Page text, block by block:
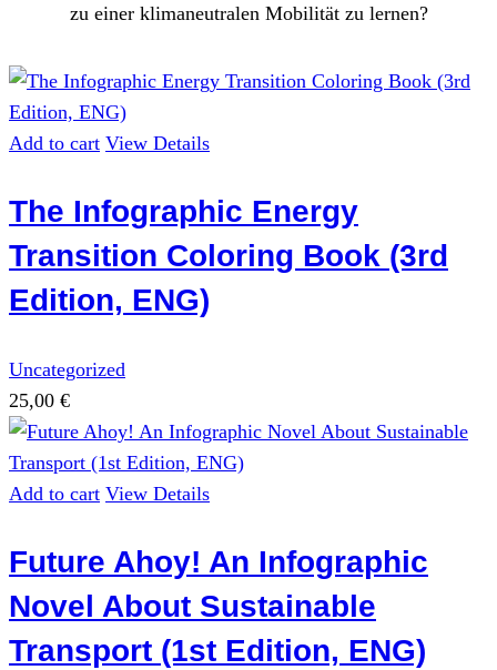
zu einer klimaneutralen Mobilität zu lernen?
Add to cart View Details
The Infographic Energy
Transition Coloring Book (3rd
Edition, ENG)
Uncategorized
25,00 €
Add to cart View Details
Future Ahoy! An Infographic
Novel About Sustainable
Transport (1st Edition, ENG)